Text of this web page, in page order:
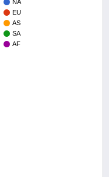
NA
EU
AS
SA
AF